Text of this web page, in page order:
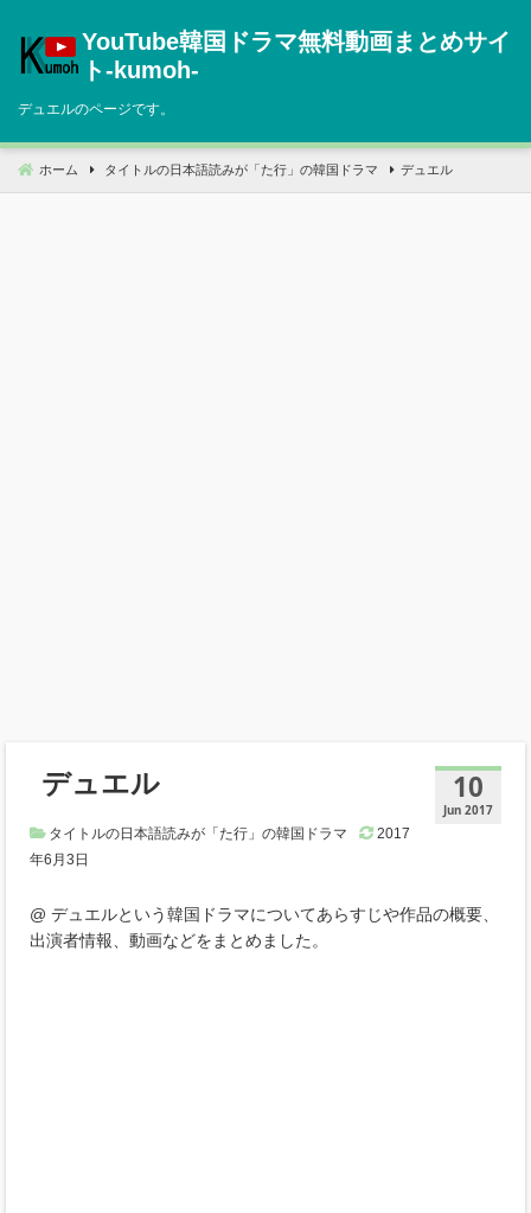
へ
動
YouTube韓国ドラマ無料動画まとめサイ
ト‐kumoh‐
デュエルのページです。
ホーム タイトルの日本語読みが「た行」の韓国ドラマ デュエル
10
Jun 2017
デュエル
タイトルの日本語読みが「た行」の韓国ドラマ
2017
年6月3日
@ デュエルという韓国ドラマについてあらすじや作品の概要、
出演者情報、動画などをまとめました。